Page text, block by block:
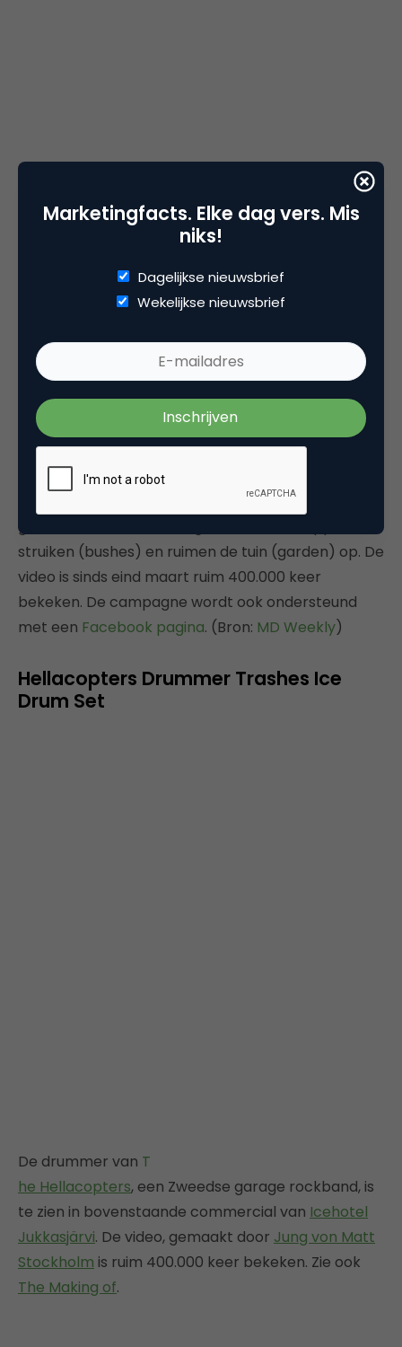
Wilkinson Sword brengt een nieuwe ontharingstool
Bikini. Aan de ene zijde van dit 2-in-1
scheerapparaat zitten vier mesjes en twee
minimale irritatie. De andere zijde is voorzien van
een waterdichte trimmer, bedoeld voor de
verzorging van de bikinilijn. Ter gelegenheid van de
lancering van de Quattro for Women Bikini heeft
JWT New Yorkeen dubbelzinnige commercial
gelanceerd om de naamsbekendheid en de
verkoop te stimuleren. In het filmpje maaien drie
glamoureuze dames het gazon (lawn), knippen de
struiken (bushes) en ruimen de tuin (garden) op. De
video is sinds eind maart ruim 400.000 keer
bekeken. De campagne wordt ook ondersteund
met een Facebook pagina. (Bron: MD Weekly)
Hellacopters Drummer Trashes Ice
Drum Set
De drummer van T
he Hellacopters, een Zweedse garage rockband, is
te zien in bovenstaande commercial van Icehotel
Jukkasjärvi. De video, gemaakt door Jung von Matt
Stockholm is ruim 400.000 keer bekeken. Zie ook
The Making of.
Marketingfacts. Elke dag vers. Mis
niks!
Dagelijkse nieuwsbrief
Wekelijkse nieuwsbrief